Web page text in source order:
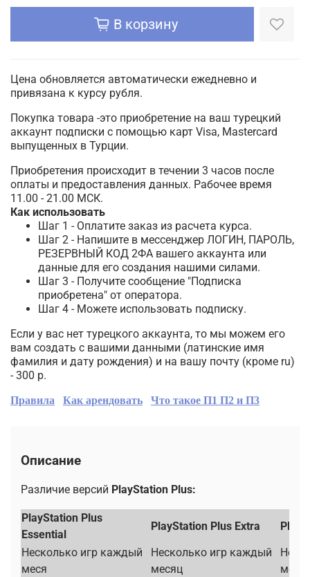
В корзину
Цена обновляется автоматически ежедневно и
привязана к курсу рубля.
Покупка товара -это приобретение на ваш турецкий
аккаунт подписки с помощью карт Visa, Mastercard
выпущенных в Турции.
Приобретения происходит в течении 3 часов после
оплаты и предоставления данных. Рабочее время
11.00 - 21.00 МСК.
Как использовать
Шаг 1 - Оплатите заказ из расчета курса.
Шаг 2 - Напишите в мессенджер ЛОГИН, ПАРОЛЬ,
РЕЗЕРВНЫЙ КОД 2ФА вашего аккаунта или
данные для его создания нашими силами.
Шаг 3 - Получите сообщение "Подписка
приобретена" от оператора.
Шаг 4 - Можете использовать подписку.
Если у вас нет турецкого аккаунта, то мы можем его
вам создать с вашими данными (латинские имя
фамилия и дату рождения) и на вашу почту (кроме ru)
- 300 р.
Правила Как арендовать Что такое П1 П2 и П3
Описание
Различие версий PlayStation Plus:
PlayStation Plus
Essential
PlayStation Plus Extra
Несколько игр каждый
меся
Несколько игр каждый
месяц